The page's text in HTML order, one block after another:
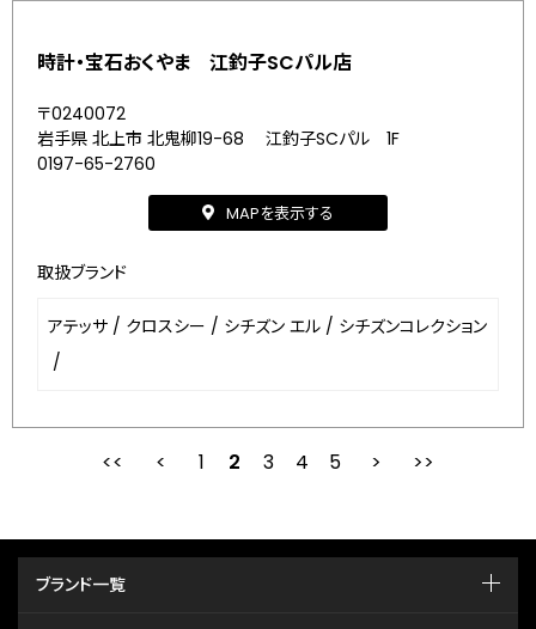
時計・宝石おくやま 江釣子SCパル店
〒0240072
岩手県 北上市 北鬼柳19-68 江釣子SCパル 1F
0197-65-2760
MAPを表示する
取扱ブランド
アテッサ / クロスシー / シチズン エル / シチズンコレクション
/
最初 前
1 2 3 4 5
ブランド一覧